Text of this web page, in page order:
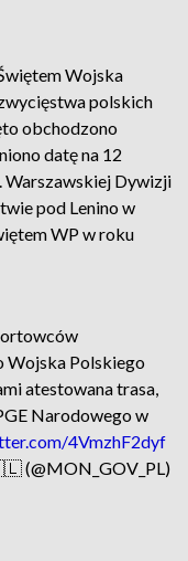
Wojska
polskich
obchodzono
datę na 12
Warszawskiej Dywizji
pod Lenino w
WP w roku
Wojska Polskiego
atestowana trasa,
Narodowego w
4VmzhF2dyf
(@MON_GOV_PL)